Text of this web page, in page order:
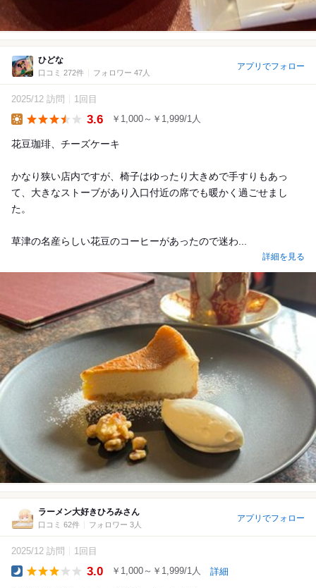
ひどな
口コミ 272件 フォロワー 47人
アプリでフォロー
2025/12 訪問 1回目
3.6 ￥1,000～￥1,999/1人
花豆珈琲、チーズケーキ
かなり狭い店内ですが、椅子はゆったり大きめで手すりもあっ
て、大きなストーブがあり入口付近の席でも暖かく過ごせまし
た。
草津の名産らしい花豆のコーヒーがあったので迷わ...
詳細を見る
ラーメン大好きひろみさん
口コミ 62件 フォロワー 3人
アプリでフォロー
2025/12 訪問 1回目
3.0 ￥1,000～￥1,999/1人 詳細